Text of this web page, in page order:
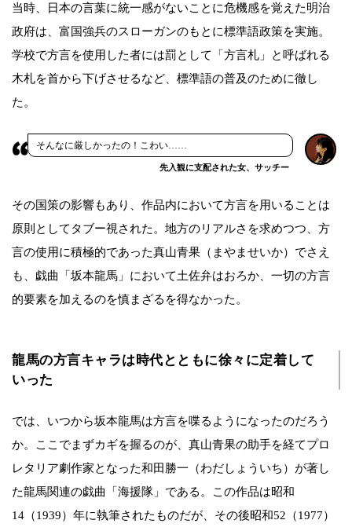
当時、日本の言葉に統一感がないことに危機感を覚えた明治
政府は、富国強兵のスローガンのもとに標準語政策を実施。
学校で方言を使用した者には罰として「方言札」と呼ばれる
木札を首から下げさせるなど、標準語の普及のために徹し
た。
そんなに厳しかったの！こわい……
先入観に支配された女、サッチー
その国策の影響もあり、作品内において方言を用いることは
原則としてタブー視された。地方のリアルさを求めつつ、方
言の使用に積極的であった真山青果（まやませいか）でさえ
も、戯曲「坂本龍馬」において土佐弁はおろか、一切の方言
的要素を加えるのを慎まざるを得なかった。
龍馬の方言キャラは時代とともに徐々に定着して
いった
では、いつから坂本龍馬は方言を喋るようになったのだろう
か。ここでまずカギを握るのが、真山青果の助手を経てプロ
レタリア劇作家となった和田勝一（わだしょういち）が著し
た龍馬関連の戯曲「海援隊」である。この作品は昭和
14（1939）年に執筆されたものだが、その後昭和52（1977）